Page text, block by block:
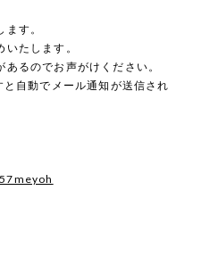
す。
たします。
るのでお声がけください。
自動でメール通知が送信され